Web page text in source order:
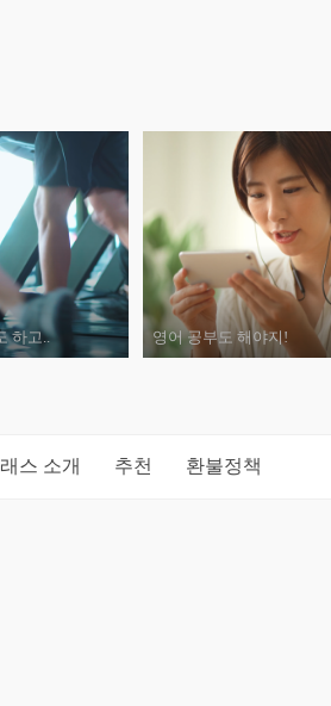
하고.. 영어 공부도 해야지!
스 소개 추천 환불정책